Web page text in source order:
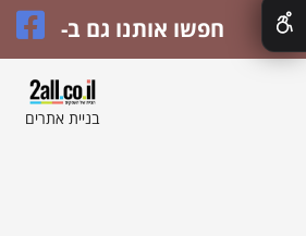
חפשו אותנו גם ב-
בניית אתרים